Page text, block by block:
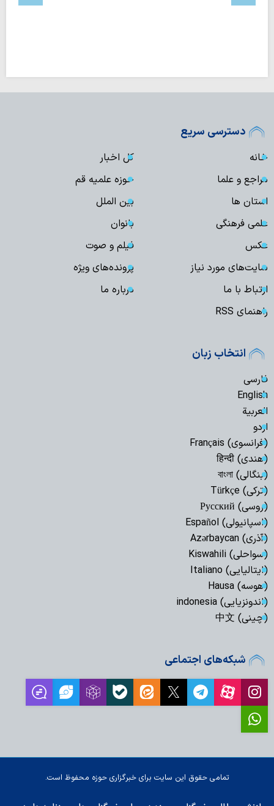
دسترسی سریع
خانه
کل اخبار
مراجع و علما
حوزه علمیه قم
استان ها
بین الملل
علمی فرهنگی
بانوان
عکس
فیلم و صوت
سایت‌های مورد نیاز
پرونده‌های ویژه
ارتباط با ما
درباره ما
راهنمای RSS
انتخاب زبان
فارسی
English
العربیة
اردو
(فرانسوی) Français
(هندی) हिन्दी
(بنگالی) বাংলা
(ترکی) Türkçe
(روسی) Русский
(اسپانیولی) Español
(آذری) Azərbaycan
(سواحلی) Kiswahili
(ایتالیایی) Italiano
(هوسه) Hausa
(اندونزیایی) indonesia
(چینی) 中文
شبکه‌های اجتماعی
تمامی حقوق این سایت برای خبرگزاری حوزه محفوظ است.